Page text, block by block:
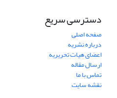
دسترسی سریع
صفحه اصلی
درباره نشریه
اعضای هیات تحریریه
ارسال مقاله
تماس با ما
نقشه سایت